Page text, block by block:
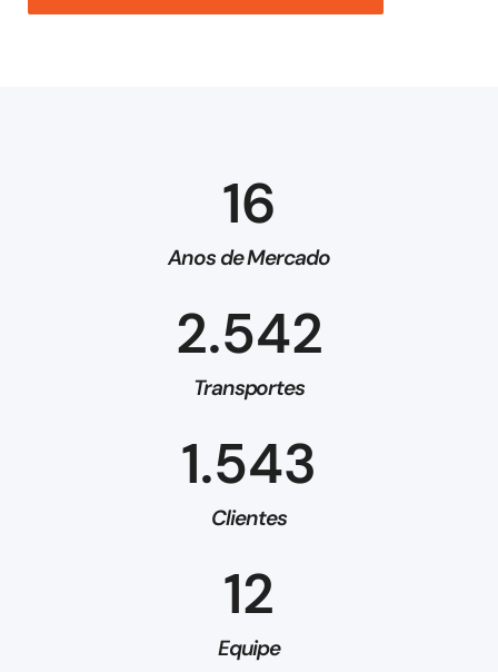
Anos de Mercado
16
Transportes
2.542
Clientes
1.543
Equipe
12